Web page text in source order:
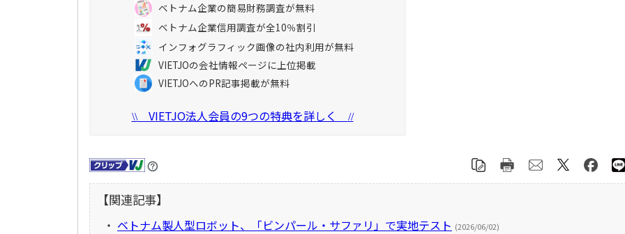
ベトナム企業の簡易財務調査が無料
ベトナム企業信用調査が全10％割引
インフォグラフィック画像の社内利用が無料
VIETJOの会社情報ページに上位掲載
VIETJOへのPR記事掲載が無料
\\VIETJO法人会員の9つの特典を詳しく //
【関連記事】
・ ベトナム製人型ロボット、「ビンパール・サファリ」で実地テスト (2026/06/02)